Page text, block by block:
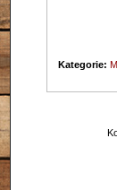
Kategorie: